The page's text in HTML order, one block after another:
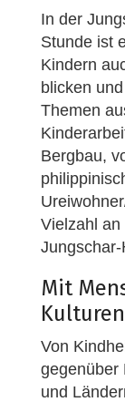
In der
Stunde ist
Kindern
blicken
Themen
Bergbau,
Vielzahl
Mit
Von
gegenüber
und